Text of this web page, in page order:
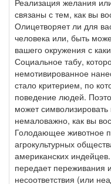
Реализация желания
связаны с тем, как вы
Олицетворяет ли для
человека или, быть
вашего окружения с
Социальное табу,
немотивированное
стало критерием, по
поведение людей.
может
немаловажно, как вы
Голодающее животное
агрокультурных
американских
передает переживания
несоответствия (или